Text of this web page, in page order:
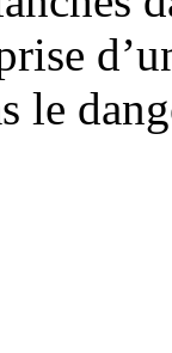
le